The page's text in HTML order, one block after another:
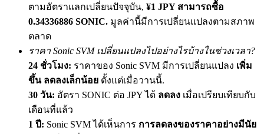
BTC Welcome Rewards
Deposit & Trade BTC to Share 25000 USDT prize pool!
Deposit CASHCAT & Win
ตามอัตราแลกเปลี่ยนปัจจุบัน, ¥1 JPY สามารถซื้อ
0.34336886 SONIC. มูลค่านี้มีการเปลี่ยนแปลงตามสภาพ
ตลาด
ราคา Sonic SVM เปลี่ยนแปลงไปอย่างไรบ้างในช่วงเวลา?
24 ชั่วโมง: ราคาของ Sonic SVM มีการเปลี่ยนแปลง เพิ่ม
ขึ้น ลดลงเล็กน้อย ตั้งแต่เมื่อวานนี้.
30 วัน: อัตรา SONIC ต่อ JPY ได้ ลดลง เมื่อเปรียบเทียบกับ
เดือนที่แล้ว
1 ปี: Sonic SVM ได้เห็นการ การลดลงของราคาอย่างมีนัย